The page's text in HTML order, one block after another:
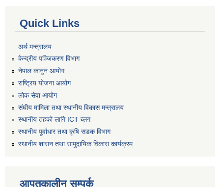
Quick Links
अर्थ मन्त्रालय
केन्द्रीय पञ्जिकरण विभाग
नेपाल कानुन आयोग
राष्ट्रिय योजना आयोग
लोक सेवा आयोग
संघीय मामिला तथा स्थानीय विकास मन्त्रालय
स्थानीय तहको लागि ICT ब्लग
स्थानीय पूर्वाधार तथा कृषि सडक विभाग
स्थानीय शासन तथा सामुदायिक विकास कार्यक्रम
आपतकालीन सम्पर्क